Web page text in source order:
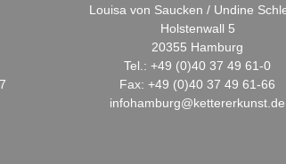
Louisa von Saucken / Undine
Holstenwall 5
20355 Hamburg
Tel.: +49 (0)40 37 49 61-0
Fax: +49 (0)40 37 49 61-66
infohamburg@kettererkunst.de